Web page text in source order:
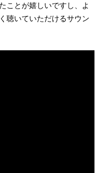
ことが嬉しいですし、よ
聴いていただけるサウン